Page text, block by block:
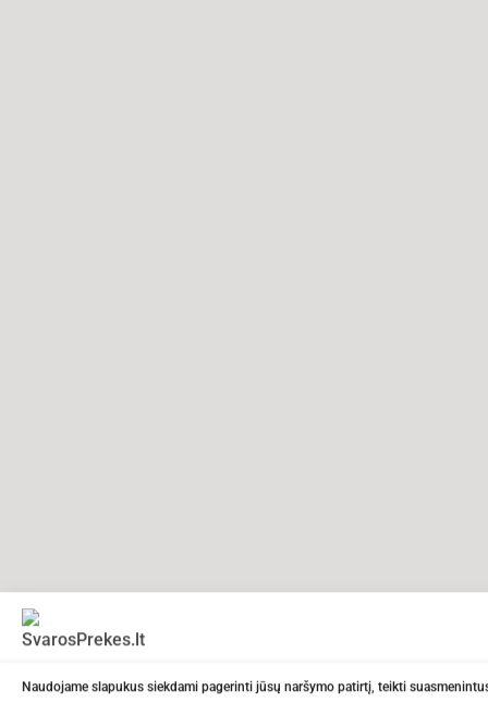
Naudojame slapukus siekdami pagerinti jūsų naršymo patirtį, teikti